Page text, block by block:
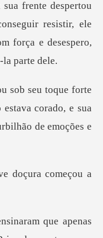
resistir, ele
corado, e sua
doçura começou